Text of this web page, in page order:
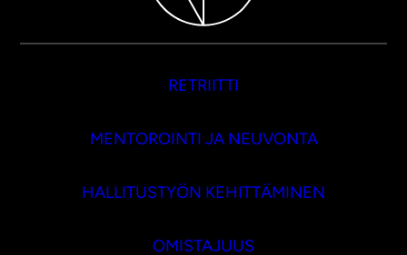
RETRIITTI
MENTOROINTI JA NEUVONTA
HALLITUSTYÖN KEHITTÄMINEN
OMISTAJUUS